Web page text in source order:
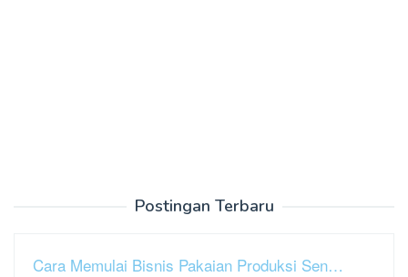
Postingan Terbaru
Cara Memulai Bisnis Pakaian Produksi Sen…